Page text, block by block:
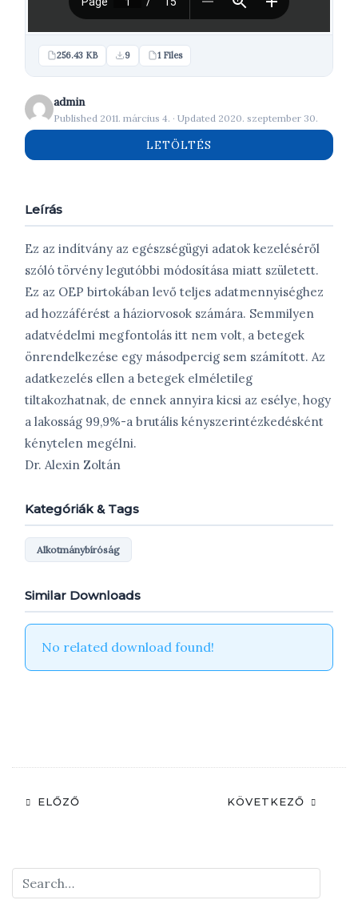
256.43 KB 9 1 Files
admin
Published 2011. március 4. · Updated 2020. szeptember 30.
LETÖLTÉS
Leírás
Ez az indítvány az egészségügyi adatok kezeléséről
szóló törvény legutóbbi módosítása miatt született.
Ez az OEP birtokában levő teljes adatmennyiséghez
ad hozzáférést a háziorvosok számára. Semmilyen
adatvédelmi megfontolás itt nem volt, a betegek
önrendelkezése egy másodpercig sem számított. Az
adatkezelés ellen a betegek elméletileg
tiltakozhatnak, de ennek annyira kicsi az esélye, hogy
a lakosság 99,9%-a brutális kényszerintézkedésként
kénytelen megélni.
Dr. Alexin Zoltán
Kategóriák & Tags
Alkotmánybíróság
Similar Downloads
No related download found!
ELŐZŐ KÖVETKEZŐ